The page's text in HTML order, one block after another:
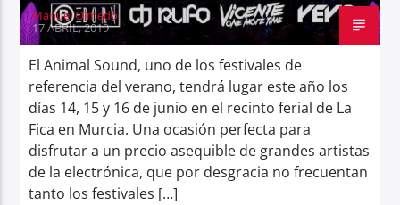
Manuel Olmedo
17 ABRIL, 2019
El Animal Sound, uno de los festivales de
referencia del verano, tendrá lugar este año los
días 14, 15 y 16 de junio en el recinto ferial de La
Fica en Murcia. Una ocasión perfecta para
disfrutar a un precio asequible de grandes artistas
de la electrónica, que por desgracia no frecuentan
tanto los festivales […]